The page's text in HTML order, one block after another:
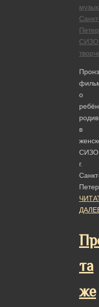
о
в
СИЗО
г.
та
же